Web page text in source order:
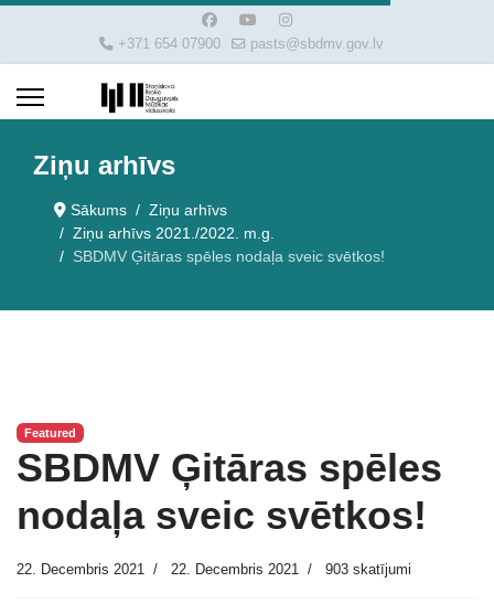
+371 654 07900 pasts@sbdmv.gov.lv
Ziņu arhīvs
Sākums
Ziņu arhīvs
Ziņu arhīvs 2021./2022. m.g.
SBDMV Ģitāras spēles nodaļa sveic svētkos!
Featured
SBDMV Ģitāras spēles
nodaļa sveic svētkos!
22. Decembris 2021 22. Decembris 2021 903 skatījumi